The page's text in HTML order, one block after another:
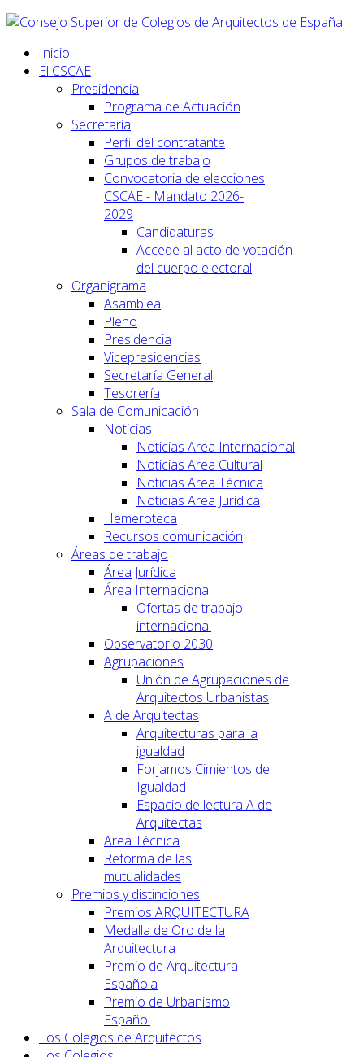
Inicio
El CSCAE
Presidencia
Programa de Actuación
Secretaría
Perfil del contratante
Grupos de trabajo
Convocatoria de elecciones
CSCAE - Mandato 2026-
2029
Candidaturas
Accede al acto de votación
del cuerpo electoral
Organigrama
Asamblea
Pleno
Presidencia
Vicepresidencias
Secretaría General
Tesorería
Sala de Comunicación
Noticias
Noticias Area Internacional
Noticias Area Cultural
Noticias Area Técnica
Noticias Area Jurídica
Hemeroteca
Recursos comunicación
Áreas de trabajo
Área Jurídica
Área Internacional
Ofertas de trabajo
internacional
Observatorio 2030
Agrupaciones
Unión de Agrupaciones de
Arquitectos Urbanistas
A de Arquitectas
Arquitecturas para la
igualdad
Forjamos Cimientos de
Igualdad
Espacio de lectura A de
Arquitectas
Area Técnica
Reforma de las
mutualidades
Premios y distinciones
Premios ARQUITECTURA
Medalla de Oro de la
Arquitectura
Premio de Arquitectura
Española
Premio de Urbanismo
Español
Los Colegios de Arquitectos